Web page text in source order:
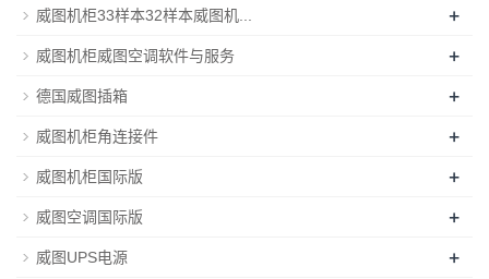
威图机柜33样本32样本威图机... +
威图机柜威图空调软件与服务 +
德国威图插箱 +
威图机柜角连接件 +
威图机柜国际版 +
威图空调国际版 +
威图UPS电源 +